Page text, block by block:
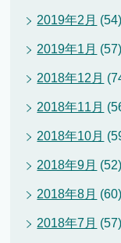
2019年2月 (54)
2019年1月 (57)
2018年12月
2018年11月
2018年10月
2018年9月 (52)
2018年8月 (60)
2018年7月 (57)